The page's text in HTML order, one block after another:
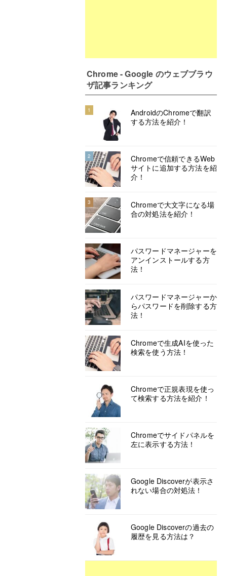
Chrome - Google のウェブブラウ
ザ記事ランキング
1
AndroidのChromeで翻訳
する方法を紹介！
2
Chromeで信頼できるWeb
サイトに追加する方法を紹
介！
3
Chromeで大文字になる場
合の対処法を紹介！
パスワードマネージャーを
アンインストールする方
法！
パスワードマネージャーか
らパスワードを削除する方
法！
Chromeで生成AIを使った
検索を使う方法！
Chromeで正規表現を使っ
て検索する方法を紹介！
Chromeでサイドパネルを
左に表示する方法！
Google Discoverが表示さ
れない場合の対処法！
Google Discoverの過去の
履歴を見る方法は？